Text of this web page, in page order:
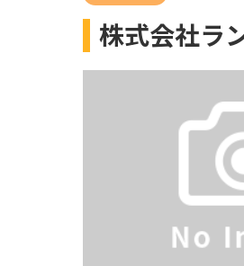
大阪府
その他の地域
株式会社ラ